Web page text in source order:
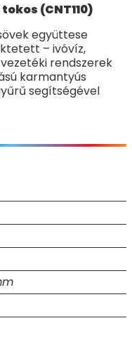
(CNT110)
együttese
– ivóvíz,
rendszerek
karmantyús
segítségével